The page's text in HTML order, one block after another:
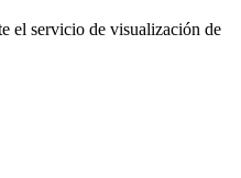
el servicio de visualización de